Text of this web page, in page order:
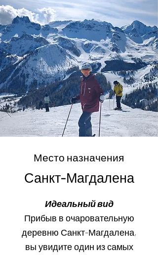
Место назначения
Санкт-Магдалена
Идеальный вид
Прибыв в очаровательную
деревню Санкт-Магдалена,
вы увидите один из самых